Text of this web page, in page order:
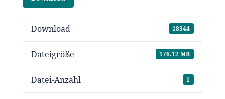
Download 18344
Dateigröße 176.12 MB
Datei-Anzahl 1